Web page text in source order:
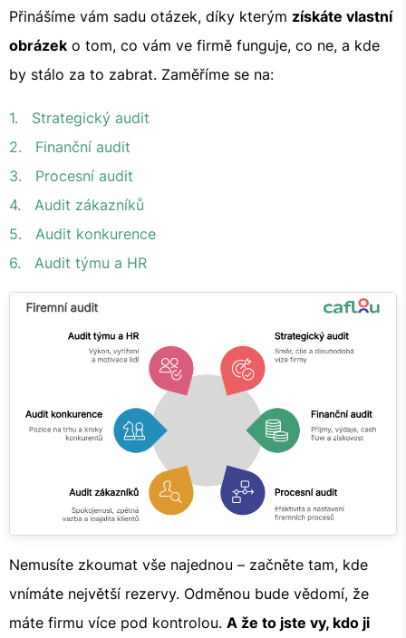
Přinášíme vám sadu otázek, díky kterým získáte vlastní
obrázek o tom, co vám ve firmě funguje, co ne, a kde
by stálo za to zabrat. Zaměříme se na:
1. Strategický audit
2. Finanční audit
3. Procesní audit
4. Audit zákazníků
5. Audit konkurence
6. Audit týmu a HR
Nemusíte zkoumat vše najednou – začněte tam, kde
vnímáte největší rezervy. Odměnou bude vědomí, že
máte firmu více pod kontrolou. A že to jste vy, kdo ji